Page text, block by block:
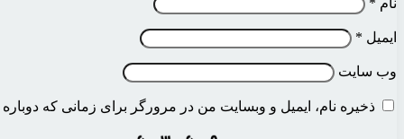
ایمیل *
وب‌ سایت
ذخیره نام، ایمیل و وبسایت من در مرورگر برای زمانی که